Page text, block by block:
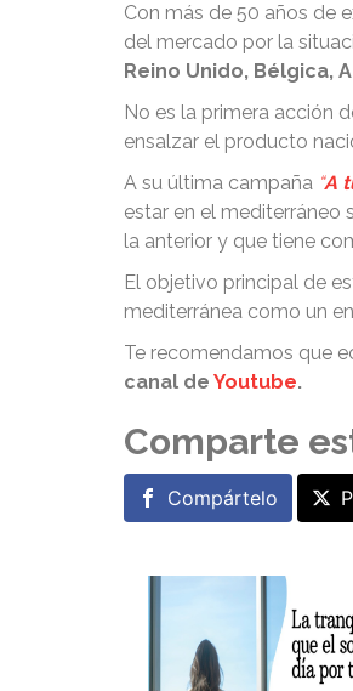
Con más de 50 años de
del mercado por la
Reino Unido, Bélgica,
No es la primera acción
ensalzar el producto
A su última campaña “A
estar en el mediterráneo
la anterior y que tiene
El objetivo principal de
mediterránea como un
Te recomendamos que
canal de Youtube.
Comparte
Compártelo